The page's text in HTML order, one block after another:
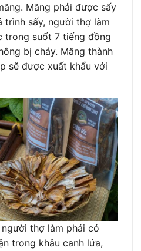
Măng phải được sấy
trình sấy, người thợ làm
trong suốt 7 tiếng đồng
bị cháy. Măng thành
sẽ được xuất khẩu với
thợ làm phải có
trong khâu canh lửa,